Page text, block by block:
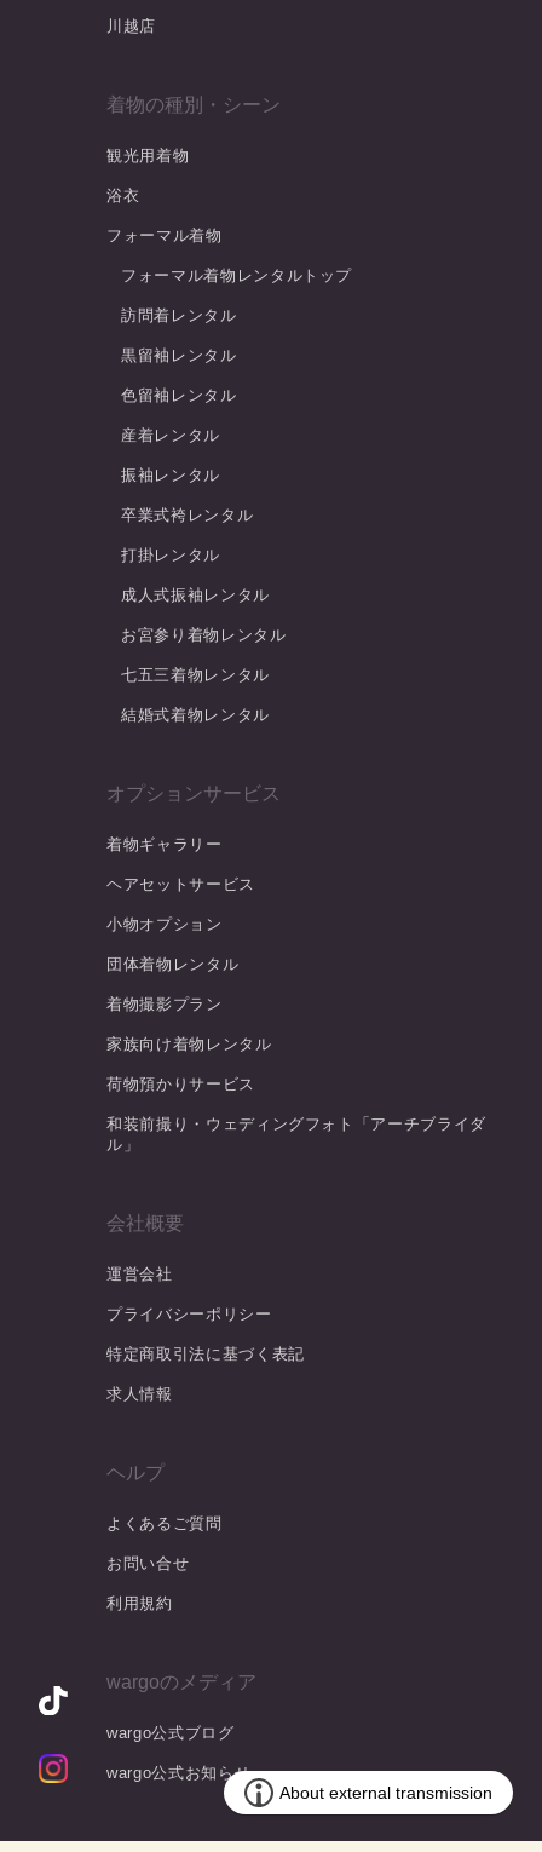
川越店
着物の種別・シーン
観光用着物
浴衣
フォーマル着物
フォーマル着物レンタルトップ
訪問着レンタル
黒留袖レンタル
色留袖レンタル
産着レンタル
振袖レンタル
卒業式袴レンタル
打掛レンタル
成人式振袖レンタル
お宮参り着物レンタル
七五三着物レンタル
結婚式着物レンタル
オプションサービス
着物ギャラリー
ヘアセットサービス
小物オプション
団体着物レンタル
着物撮影プラン
家族向け着物レンタル
荷物預かりサービス
和装前撮り・ウェディングフォト「アーチブライダ
ル」
会社概要
運営会社
プライバシーポリシー
特定商取引法に基づく表記
求人情報
ヘルプ
よくあるご質問
お問い合せ
利用規約
wargoのメディア
wargo公式ブログ
wargo公式お知らせ